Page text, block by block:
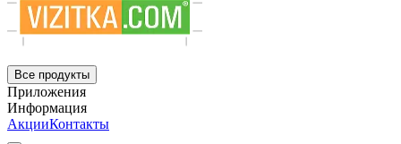
Все продукты
Приложения
Информация
АкцииКонтакты